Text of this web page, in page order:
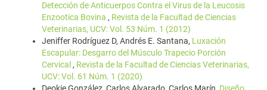
Detección de Anticuerpos Contra el Virus de la Leucosis
Enzootica Bovina , Revista de la Facultad de Ciencias
Veterinarias, UCV: Vol. 53 Núm. 1 (2012)
Jeniffer Rodríguez D, Andrés E. Santana, Luxación
Escapular: Desgarro del Músculo Trapecio Porción
Cervical , Revista de la Facultad de Ciencias Veterinarias,
UCV: Vol. 61 Núm. 1 (2020)